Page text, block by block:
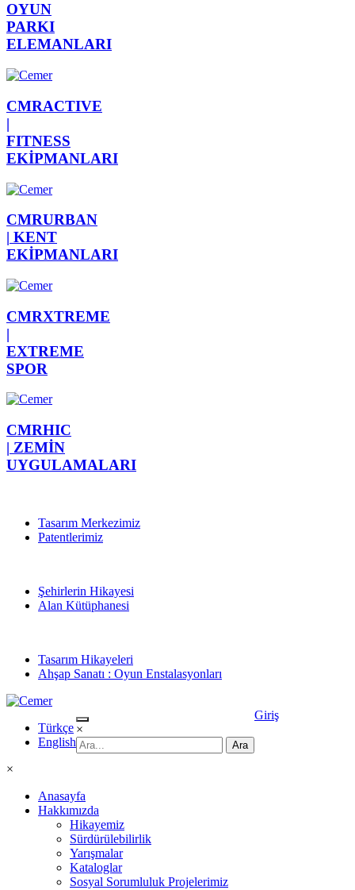
OYUN
PARKI
ELEMANLARI
CMRACTIVE
|
FITNESS
EKİPMANLARI
CMRURBAN
| KENT
EKİPMANLARI
CMRXTREME
|
EXTREME
SPOR
CMRHIC
| ZEMİN
UYGULAMALARI
Tasarım Merkezimiz
Patentlerimiz
Şehirlerin Hikayesi
Alan Kütüphanesi
Tasarım Hikayeleri
Ahşap Sanatı : Oyun Enstalasyonları
Türkçe
English
×
Giriş
×
Anasayfa
Hakkımızda
Hikayemiz
Sürdürülebilirlik
Yarışmalar
Kataloglar
Sosyal Sorumluluk Projelerimiz